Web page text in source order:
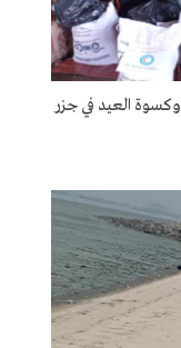
وكسوة العيد في جزر